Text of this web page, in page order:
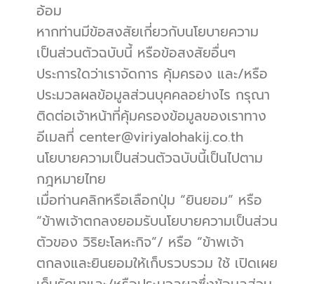
อ้อม
หากท่านมีข้อสงสัยเกี่ยวกับนโยบายความ
เป็นส่วนตัวฉบับนี้ หรือข้อสงสัยอื่นๆ
ประการใดว่าเราจัดการ คุ้มครอง และ/หรือ
ประมวลผลข้อมูลส่วนบุคคลอย่างไร กรุณา
ติดต่อเจ้าหน้าที่คุ้มครองข้อมูลของเราทาง
อีเมลที่ center@viriyalohakij.co.th
นโยบายความเป็นส่วนตัวฉบับนี้เป็นไปตาม
กฎหมายไทย
เมื่อท่านคลิกหรือเลือกปุ่ม “ยินยอม” หรือ
“ข้าพเจ้าตกลงยอมรับนโยบายความเป็นส่วน
ตัวของ วิริยะโลหะกิจ”/ หรือ “ข้าพเจ้า
ตกลงและยินยอมให้เก็บรวบรวม ใช้ เปิดเผย